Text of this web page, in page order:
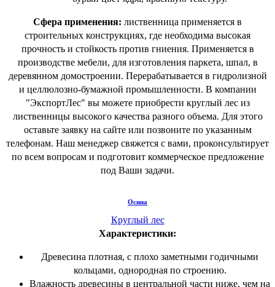
Сфера применения: лиственница применяется в
строительных конструкциях, где необходима высокая
прочность и стойкость против гниения. Применяется в
производстве мебели, для изготовления паркета, шпал, в
деревянном домостроении. Перерабатывается в гидролизной
и целлюлозно-бумажной промышленности. В компании
"ЭкспортЛес" вы можете приобрести круглый лес из
лиственницы высокого качества разного объема. Для этого
оставьте заявку на сайте или позвоните по указанным
телефонам. Наш менеджер свяжется с вами, проконсультирует
по всем вопросам и подготовит коммерческое предложение
под Ваши задачи.
Осина
Круглый лес
Характеристики:
Древесина плотная, с плохо заметными годичными
кольцами, однородная по строению.
Влажность древесины в центральной части ниже, чем на